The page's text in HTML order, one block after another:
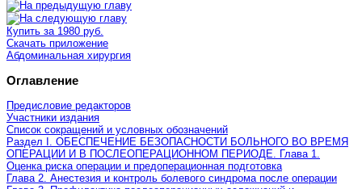
Купить за 1980 руб.
Скачать приложение
Абдоминальная хирургия
Оглавление
Предисловие редакторов
Участники издания
Список сокращений и условных обозначений
Раздел I. ОБЕСПЕЧЕНИЕ БЕЗОПАСНОСТИ БОЛЬНОГО ВО ВРЕМЯ
ОПЕРАЦИИ И В ПОСЛЕОПЕРАЦИОННОМ ПЕРИОДЕ. Глава 1.
Оценка риска операции и предоперационная подготовка
Глава 2. Анестезия и контроль болевого синдрома после операции